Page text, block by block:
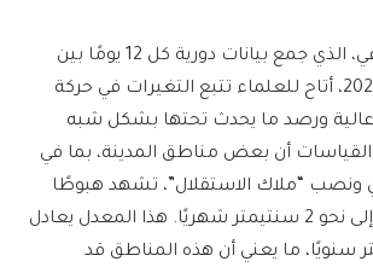
هذا القمر الاصطناعي، الذي جمع بيانات دورية كل 12 يومًا بين
أكتوبر 2025 ويناير 2026، أتاح للعلماء تتبع التغيرات في حركة
ورصد ما يحدث تحتها بشكل شبه
أن بعض مناطق المدينة، بما في
ونصب “ملاك الاستقلال”، تشهد هبوطًا
أرضيًا بمعدل يصل إلى نحو 2 سنتيمتر شهريًا. هذا المعدل يعادل
سنتيمتر سنويًا، ما يعني أن هذه المناطق قد